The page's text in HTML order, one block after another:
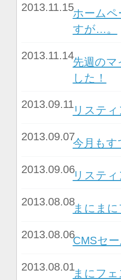
2013.11.15ホームペ
すが…。
2013.11.14先週のマ
した！
2013.09.11リスティ
2013.09.07今月もす
2013.09.06リスティ
2013.08.08まにまに
2013.08.06CMSセ
2013.08.01まにフェ